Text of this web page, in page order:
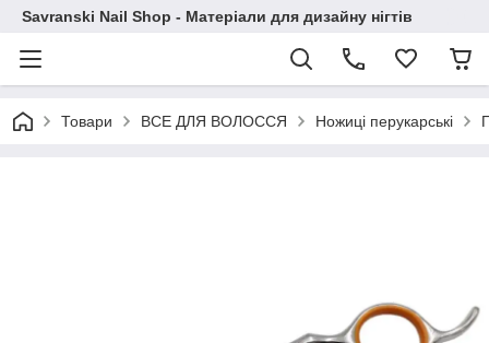
Savranski Nail Shop - Матеріали для дизайну нігтів
Товари ВСЕ ДЛЯ ВОЛОССЯ Ножиці перукарські